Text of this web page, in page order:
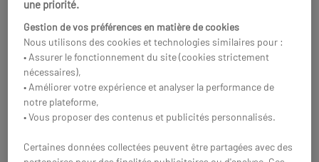
housses avec clip
Info:Sans licence
Marque:Dynascan
110,35 €
96,85 €
Réf: DYNADP19FN09
Acheter
Info: Sans licence
Marque:Dynascan
220,70 €
Réf: DYNADP19FN09X4
Acheter
une priorité.
Gestion de vos préférences en matière de cookies
Nous utilisons des cookies et technologies similaires pour :
• Assurer le fonctionnement du site (cookies strictement
nécessaires),
• Améliorer votre expérience et analyser la performance de
notre plateforme,
• Vous proposer des contenus et publicités personnalisés.
Certaines données collectées peuvent être partagées avec des